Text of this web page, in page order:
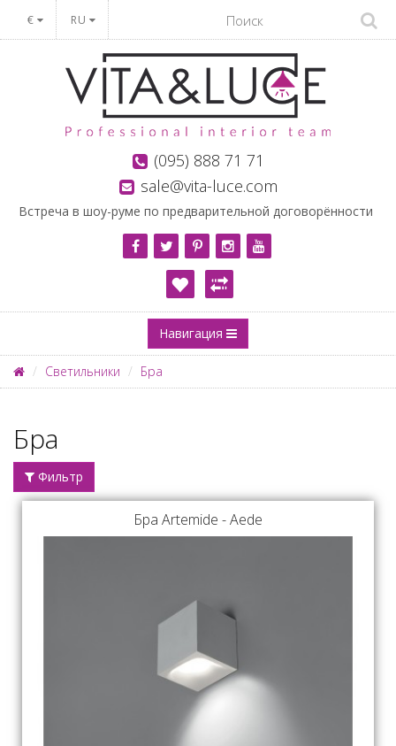
€ RU
(095) 888 71 71
sale@vita-luce.com
Встреча в шоу-руме по предварительной договорённости
Навигация
Светильники Бра
Бра
Фильтр
Бра Artemide - Aede